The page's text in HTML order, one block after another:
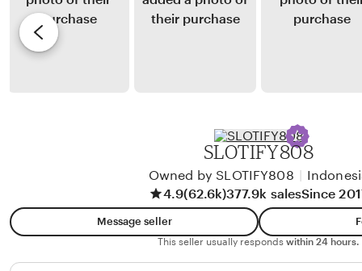
is
n
G
a
i
n
i
R
SLOTIFY808
Owned by SLOTIFY808
4.9(62.6k)377.9k salesSince
Message seller
This seller usually responds within 24 hours.